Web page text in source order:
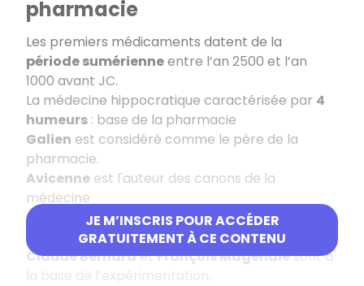
JE M’INSCRIS POUR ACCÉDER
GRATUITEMENT À CE CONTENU
pharmacie
Les premiers médicaments datent de la
période sumérienneentre l’an 2500 et l’an
1000 avant JC.
La médecine hippocratique caractérisée par 4
humeurs : base de la pharmacie
Galien est considéré comme le père de la
pharmacie.
Avicenne est l'auteur des canons de la
médecine
Antoine-Laurent Lavoisierest à la base de la
chimie moderne.
Claude BernardetFrançois Magendiesont à
la base de l’expérimentation.